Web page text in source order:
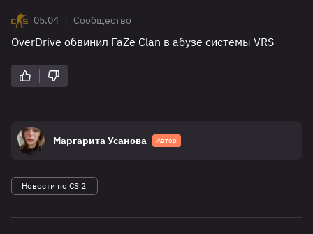
05.04 | Сообщество
OverDrive обвинил FaZe Clan в абузе системы VRS
Маргарита Усанова Автор
Новости по CS 2